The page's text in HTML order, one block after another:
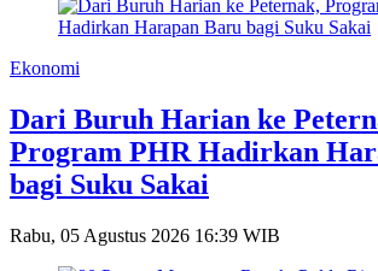
Ekonomi
Dari Buruh Harian ke
Program PHR Hadirkan
bagi Suku Sakai
Rabu, 05 Agustus 2026 16:39 WIB